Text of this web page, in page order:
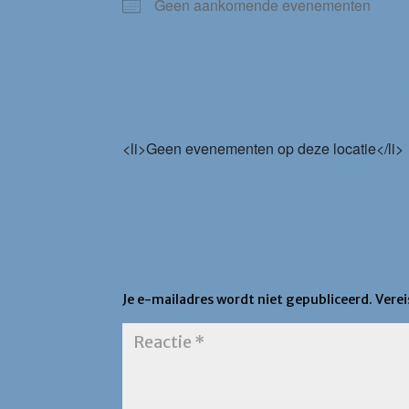
Geen aankomende evenementen
<li>Geen evenementen op deze locatie</li>
Je e-mailadres wordt niet gepubliceerd.